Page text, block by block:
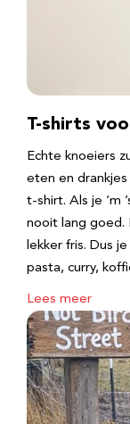
T-shirts
Echte knoeiers
eten en
t-shirt. Als je ‘m
nooit lang goed.
lekker fris. Dus
pasta, curry,
Lees meer